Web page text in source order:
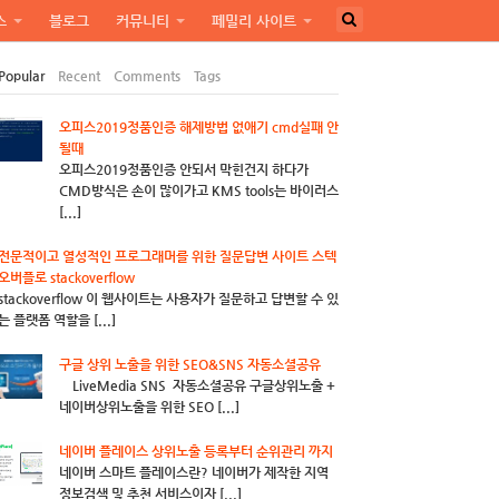
블로그 커뮤니티 페밀리 사이트
Popular Recent Comments Tags
오피스2019정품인증 해제방법 없애기 cmd실패 안
될때
오피스2019정품인증 안되서 막힌건지 하다가
CMD방식은 손이 많이가고 KMS tools는 바이러스
[...]
문적이고 열성적인 프로그래머를 위한 질문답변 사이트 스텍
버플로 stackoverflow
이 웹사이트는 사용자가 질문하고 답변할 수 있
플랫폼 역할을 [...]
구글 상위 노출을 위한 SEO&SNS 자동소셜공유
LiveMedia SNS 자동소셜공유 구글상위노출 +
네이버상위노출을 위한 SEO [...]
네이버 플레이스 상위노출 등록부터 순위관리 까지
네이버 스마트 플레이스란? 네이버가 제작한 지역
정보검색 및 추천 서비스이자 [...]